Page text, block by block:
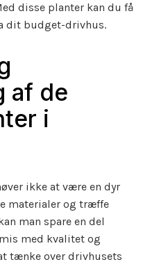
disse planter kan du få
dit budget-drivhus.
af de
i
ikke at være en dyr
materialer og træffe
man spare en del
med kvalitet og
tænke over drivhusets